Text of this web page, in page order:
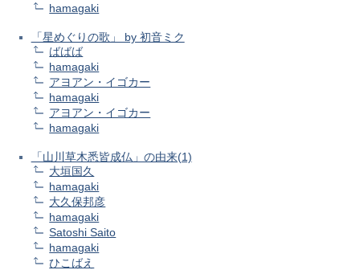
hamagaki
「星めぐりの歌」 by 初音ミク
ばばば
hamagaki
アヨアン・イゴカー
hamagaki
アヨアン・イゴカー
hamagaki
「山川草木悉皆成仏」の由来(1)
大垣国久
hamagaki
大久保邦彦
hamagaki
Satoshi Saito
hamagaki
ひこばえ